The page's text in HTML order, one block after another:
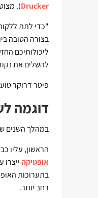
Drucker
).
"כדי לתת
בצורה הטובה
ליכולותיכם
להשלים את
פיטר דרוקר
דוגמה
במהלך השנים
הראשון, עליו
אופטיקה
בתערוכות
רחב יותר.